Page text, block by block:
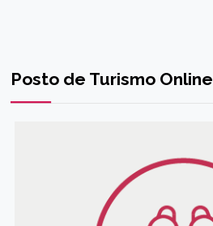
Posto de Turismo Online